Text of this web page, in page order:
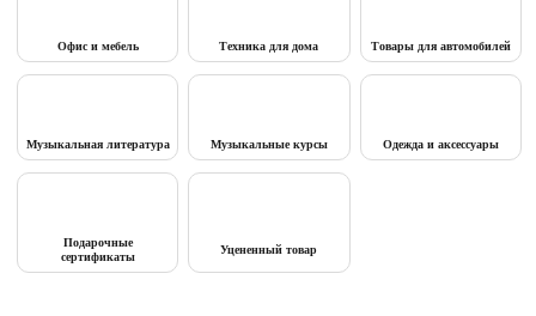
Офис и мебель Техника для дома Товары для автомобилей
Музыкальная литература Музыкальные курсы Одежда и аксессуары
Подарочные
сертификаты
Уцененный товар